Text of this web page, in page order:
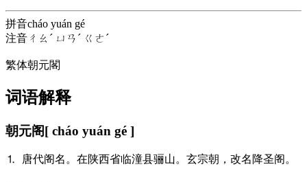
拼音cháo yuán gé
注音 ㄔㄠˊ ㄩㄢˊ ㄍㄜˊ
繁体朝元閣
词语解释
朝元阁[ cháo yuán gé ]
⒈ 唐代阁名。在陕西省临潼县骊山。玄宗朝，改名降圣阁。